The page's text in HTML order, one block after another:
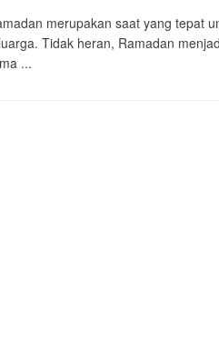
merupakan saat yang tepat
Tidak heran, Ramadan
...